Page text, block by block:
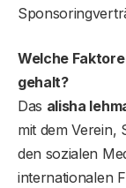
Welche
gehalt?
Das alisha
mit dem Verein,
den sozialen
internationalen